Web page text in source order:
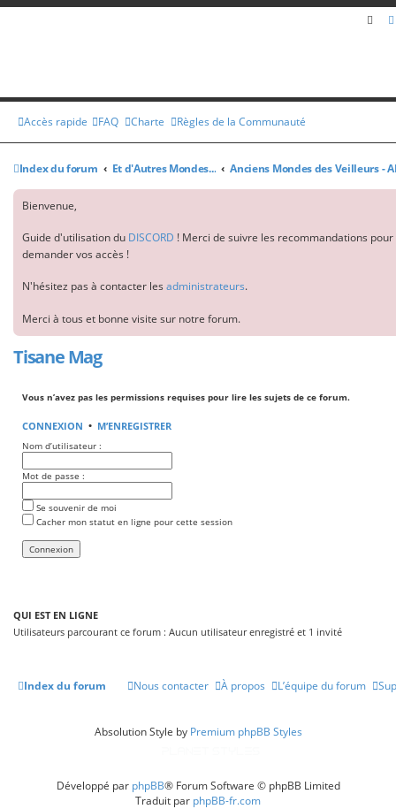
Accès rapide FAQ Charte Règles de la Communauté
Index du forum Et d'Autres Mondes... Anciens Mondes des Veilleurs -
Bienvenue,
Guide d'utilisation du DISCORD ! Merci de suivre les recommandations
demander vos accès !
N'hésitez pas à contacter les administrateurs.
Merci à tous et bonne visite sur notre forum.
Tisane Mag
Vous n’avez pas les permissions requises pour lire les sujets de ce forum.
CONNEXION • M’ENREGISTRER
Nom d’utilisateur :
Mot de passe :
Se souvenir de moi
Cacher mon statut en ligne pour cette session
QUI EST EN LIGNE
Utilisateurs parcourant ce forum : Aucun utilisateur enregistré et 1 invité
Index du forum L’équipe du forum
À propos
Nous contacter
Absolution Style by Premium phpBB Styles
Développé par phpBB® Forum Software © phpBB Limited
Traduit par phpBB-fr.com